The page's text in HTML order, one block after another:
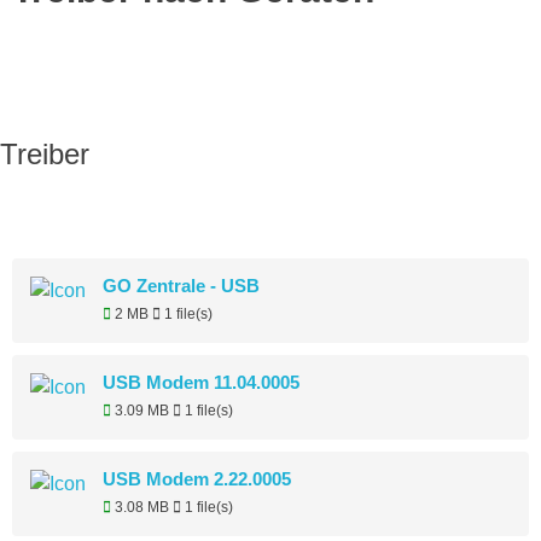
Treiber
GO Zentrale - USB
2 MB 1 file(s)
USB Modem 11.04.0005
3.09 MB 1 file(s)
USB Modem 2.22.0005
3.08 MB 1 file(s)